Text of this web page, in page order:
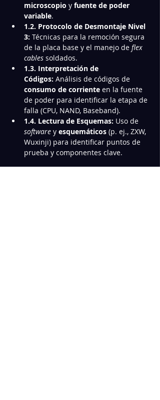
microscopio y fuente de poder
variable.
1.2. Protocolo de Desmontaje Nivel
3: Técnicas para la remoción segura
de la placa base y el manejo de flex
cables soldados.
1.3. Interpretación de
Códigos: Análisis de códigos de
consumo de corriente en la fuente
de poder para identificar la etapa de
falla (CPU, NAND, Baseband).
1.4. Lectura de Esquemas: Uso de
software y esquemáticos (p. ej., ZXW,
Wuxinji) para identificar puntos de
prueba y componentes clave.